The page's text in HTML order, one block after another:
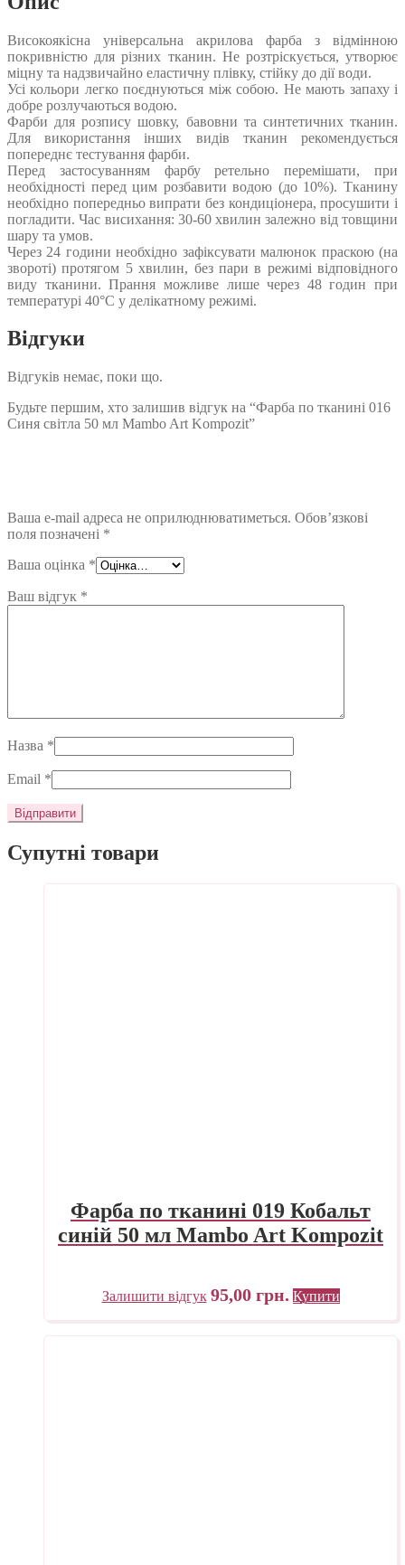
Високоякісна універсальна акрилова фарба з відмінною
покривністю для різних тканин. Не розтріскується, утворює
міцну та надзвичайно еластичну плівку, стійку до дії води.
Усі кольори легко поєднуються між собою. Не мають запаху і
добре розлучаються водою.
Фарби для розпису шовку, бавовни та синтетичних тканин.
Для використання інших видів тканин рекомендується
попереднє тестування фарби.
Перед застосуванням фарбу ретельно перемішати, при
необхідності перед цим розбавити водою (до 10%). Тканину
необхідно попередньо випрати без кондиціонера, просушити і
погладити. Час висихання: 30-60 хвилин залежно від товщини
шару та умов.
Через 24 години необхідно зафіксувати малюнок праскою (на
звороті) протягом 5 хвилин, без пари в режимі відповідного
виду тканини. Прання можливе лише через 48 годин при
температурі 40°С у делікатному режимі.
Відгуки
Відгуків немає, поки що.
Будьте першим, хто залишив відгук на “Фарба по тканині 016
Синя світла 50 мл Mambo Art Kompozit”
Ваша e-mail адреса не оприлюднюватиметься. Обов’язкові
поля позначені *
Ваша оцінка *
Ваш відгук *
Назва *
Email *
Супутні товари
Фарба по тканині 019 Кобальт
синій 50 мл Mambo Art Kompozit
Залишити відгук 95,00 грн. Купити